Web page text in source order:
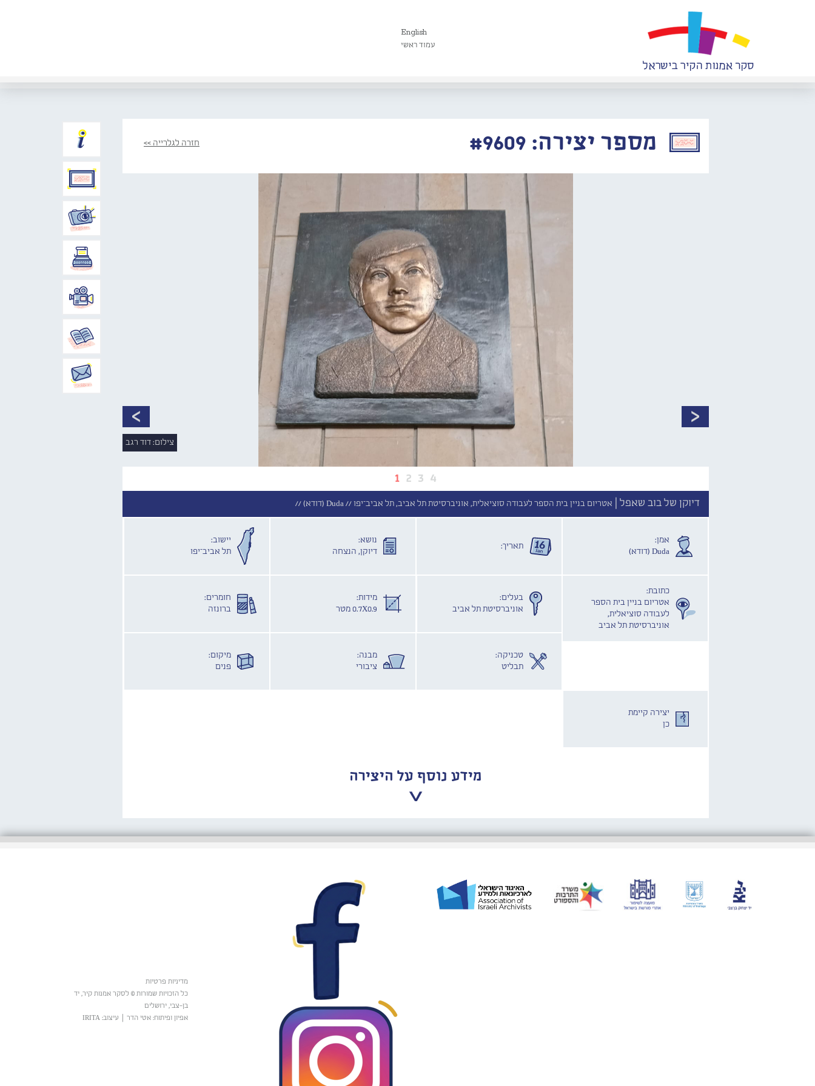
English
עמוד ראשי
מספר יצירה: #9609 חזרה לגלרייה >>
1 2 3 4
צילום: דוד רגב
דיוקן של בוב שאפל | אטריום בניין בית הספר לעבודה סוציאלית, אוניברסיטת תל אביב, תל אביב־יפו //Duda (דודא) //
אמן:
Duda (דודא)
תאריך:
נושא:
דיוקן, הנצחה
יישוב:
תל אביב־יפו
כתובת:
אטריום בניין בית הספר
לעבודה סוציאלית,
אוניברסיטת תל אביב
בעלים:
אוניברסיטת תל אביב
מידות:
0.7X0.9 מטר
חומרים:
ברונזה
טכניקה:
תבליט
מבנה:
ציבורי
מיקום:
פנים
יצירה קיימת
כן
מידע נוסף על היצירה
מדיניות פרטיות
כל הזכויות שמורות © לסקר אמנות קיר, יד
בן-צבי, ירושלים
אפיון ופיתוח: אטי הדר
עיצוב: IRITA